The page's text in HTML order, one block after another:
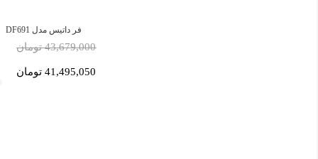
فر داتیس مدل DF691
43,679,000 تومان
41,495,050 تومان